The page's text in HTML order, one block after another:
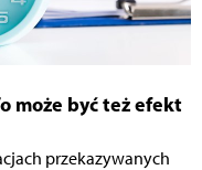
może być też efekt
przekazywanych